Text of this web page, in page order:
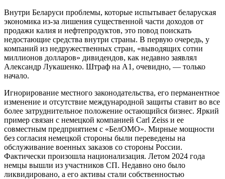
Внутри Беларуси проблемы, которые испытывает беларуская
экономика из-за лишения существенной части доходов от
продажи калия и нефтепродуктов, это повод поискать
недостающие средства внутри страны. В первую очередь, у
компаний из недружественных стран, «выводящих сотни
миллионов долларов» дивидендов, как недавно заявлял
Александр Лукашенко. Штраф на А1, очевидно, — только
начало.
Игнорирование местного законодательства, его перманентное
изменение и отсутствие международной защиты ставит во все
более затруднительное положение остающийся бизнес. Яркий
пример связан с немецкой компанией Carl Zeiss и ее
совместным предприятием с «БелОМО». Мирные мощности
без согласия немецкой стороны были переведены на
обслуживание военных заказов со стороны России.
Фактически произошла национализация. Летом 2024 года
немцы вышли из участников СП. Недавно оно было
ликвидировано, а его активы стали собственностью